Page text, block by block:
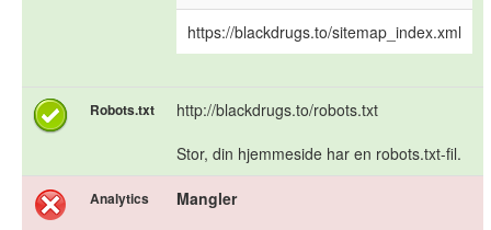
https://blackdrugs.to/sitemap_index.xml
Robots.txt
http://blackdrugs.to/robots.txt
Stor, din hjemmeside har en robots.txt-fil.
Analytics
Mangler